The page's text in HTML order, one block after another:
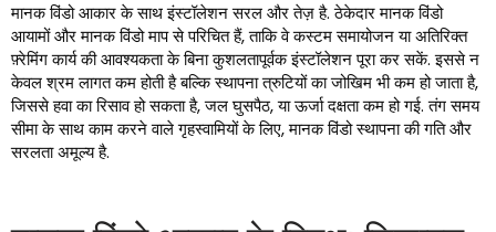
मानक विंडो आकार के साथ इंस्टॉलेशन सरल और तेज़ है. ठेकेदार मानक विंडो
आयामों और मानक विंडो माप से परिचित हैं, ताकि वे कस्टम समायोजन या अतिरिक्त
फ़्रेमिंग कार्य की आवश्यकता के बिना कुशलतापूर्वक इंस्टॉलेशन पूरा कर सकें. इससे न
केवल श्रम लागत कम होती है बल्कि स्थापना त्रुटियों का जोखिम भी कम हो जाता है,
जिससे हवा का रिसाव हो सकता है, जल घुसपैठ, या ऊर्जा दक्षता कम हो गई. तंग समय
सीमा के साथ काम करने वाले गृहस्वामियों के लिए, मानक विंडो स्थापना की गति और
सरलता अमूल्य है.